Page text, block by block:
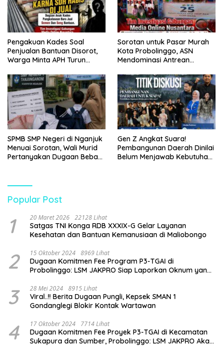
Pengakuan Kades Soal
Penjualan Bantuan Disorot,
Warga Minta APH Turun
Sorotan untuk Pasar Murah
Kota Probolinggo, ASN
Mendominasi Antrean
SPMB SMP Negeri di Nganjuk
Menuai Sorotan, Wali Murid
Pertanyakan Dugaan Beban
Pendidikan
Gen Z Angkat Suara!
Pembangunan Daerah Dinilai
Belum Menjawab Kebutuhan
Popular Post
1 20 Maret 2026 22128 Lihat
Satgas TNI Konga RDB XXXIX-G Gelar Layanan
Kesehatan dan Bantuan Kemanusiaan di Maliobongo
2 15 Oktober 2024 8969 Lihat
Dugaan Komitmen Fee Program P3-TGAI di
Probolinggo: LSM JAKPRO Siap Laporkan Oknum yang
3 28 Mei 2024 8915 Lihat
Viral..!! Berita Dugaan Pungli, Kepsek SMAN 1
Gondanglegi Blokir Kontak Wartawan
4 17 Oktober 2024 7714 Lihat
Dugaan Komitmen Fee Proyek P3-TGAI di Kecamatan
Sukapura dan Sumber, Probolinggo: LSM JAKPRO Akan